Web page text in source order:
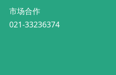
市场合作
021-33236374